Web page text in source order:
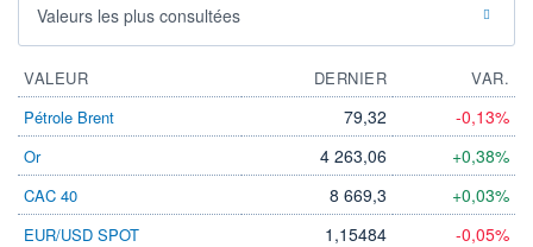
Valeurs les plus consultées
VALEUR DERNIER
VAR.
Pétrole Brent
79,32 -0,13%
Or 4 263,06 +0,38%
CAC 40 8 669,3 +0,03%
EUR/USD SPOT 1,15484 -0,05%